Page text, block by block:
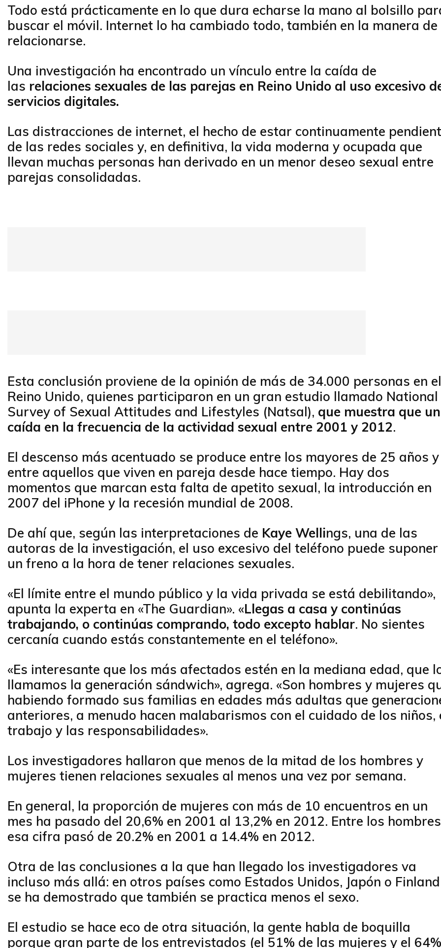
Todo está prácticamente en lo que dura echarse la mano al bolsillo
buscar el móvil. Internet lo ha cambiado todo, también en la manera de
relacionarse.
Una investigación ha encontrado un vínculo entre la caída de
las relaciones sexuales de las parejas en Reino Unido al uso excesivo
servicios digitales.
Las distracciones de internet, el hecho de estar continuamente
de las redes sociales y, en definitiva, la vida moderna y ocupada que
llevan muchas personas han derivado en un menor deseo sexual entre
parejas consolidadas.
Esta conclusión proviene de la opinión de más de 34.000 personas en el
Reino Unido, quienes participaron en un gran estudio llamado National
Survey of Sexual Attitudes and Lifestyles (Natsal), que muestra que
caída en la frecuencia de la actividad sexual entre 2001 y 2012.
El descenso más acentuado se produce entre los mayores de 25 años y
entre aquellos que viven en pareja desde hace tiempo. Hay dos
momentos que marcan esta falta de apetito sexual, la introducción en
2007 del iPhone y la recesión mundial de 2008.
De ahí que, según las interpretaciones de Kaye Wellings, una de las
autoras de la investigación, el uso excesivo del teléfono puede suponer
un freno a la hora de tener relaciones sexuales.
«El límite entre el mundo público y la vida privada se está debilitando»,
apunta la experta en «The Guardian». «Llegas a casa y continúas
trabajando, o continúas comprando, todo excepto hablar. No sientes
cercanía cuando estás constantemente en el teléfono».
«Es interesante que los más afectados estén en la mediana edad, que
llamamos la generación sándwich», agrega. «Son hombres y mujeres
habiendo formado sus familias en edades más adultas que
anteriores, a menudo hacen malabarismos con el cuidado de los niños,
trabajo y las responsabilidades».
Los investigadores hallaron que menos de la mitad de los hombres y
mujeres tienen relaciones sexuales al menos una vez por semana.
En general, la proporción de mujeres con más de 10 encuentros en un
mes ha pasado del 20,6% en 2001 al 13,2% en 2012. Entre los
esa cifra pasó de 20.2% en 2001 a 14.4% en 2012.
Otra de las conclusiones a la que han llegado los investigadores va
incluso más allá: en otros países como Estados Unidos, Japón o
se ha demostrado que también se practica menos el sexo.
El estudio se hace eco de otra situación, la gente habla de boquilla
porque gran parte de los entrevistados (el 51% de las mujeres y el 64%